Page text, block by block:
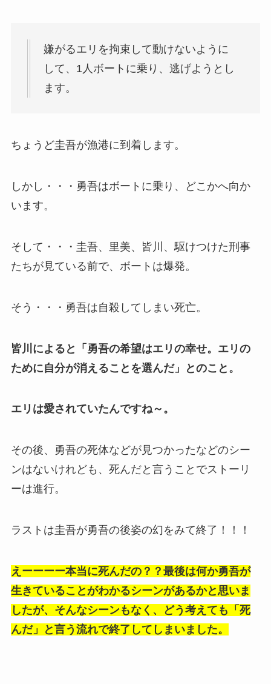
嫌がるエリを拘束して動けないように
して、1人ボートに乗り、逃げようとし
ます。
ちょうど圭吾が漁港に到着します。
しかし・・・勇吾はボートに乗り、どこかへ向か
います。
そして・・・圭吾、里美、皆川、駆けつけた刑事
たちが見ている前で、ボートは爆発。
そう・・・勇吾は自殺してしまい死亡。
皆川によると「勇吾の希望はエリの幸せ。エリの
ために自分が消えることを選んだ」とのこと。
エリは愛されていたんですね～。
その後、勇吾の死体などが見つかったなどのシー
ンはないけれども、死んだと言うことでストーリ
ーは進行。
ラストは圭吾が勇吾の後姿の幻をみて終了！！！
えーーーー本当に死んだの？？最後は何か勇吾が
生きていることがわかるシーンがあるかと思いま
したが、そんなシーンもなく、どう考えても「死
んだ」と言う流れで終了してしまいました。